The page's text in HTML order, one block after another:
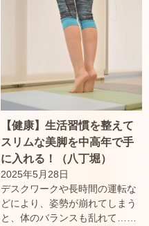
【健康】生活習慣を整えて
スリムな美脚を中高年で手
に入れる！（八丁堀）
2025年5月28日
デスクワークや長時間の運転な
どにより、姿勢が崩れてしまう
と、体のバランスも乱れて……